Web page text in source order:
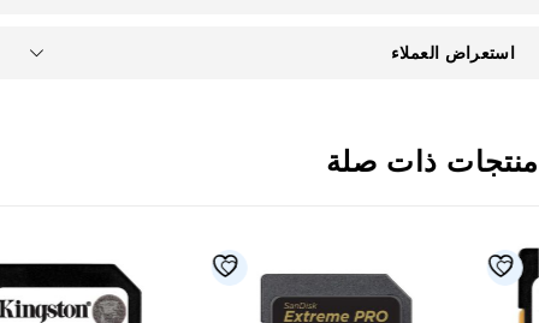
استعراض العملاء
ذات صلة